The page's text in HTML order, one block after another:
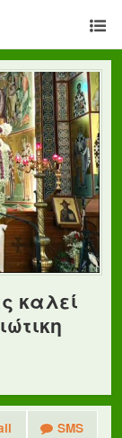
καλεί
SMS